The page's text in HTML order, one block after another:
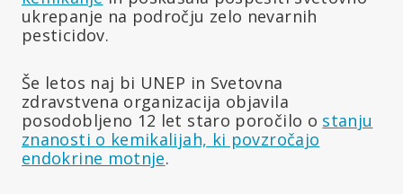
ukrepanje na področju zelo nevarnih
pesticidov.
Še letos naj bi UNEP in Svetovna
zdravstvena organizacija objavila
posodobljeno 12 let staro poročilo o stanju
znanosti o kemikalijah, ki povzročajo
endokrine motnje.